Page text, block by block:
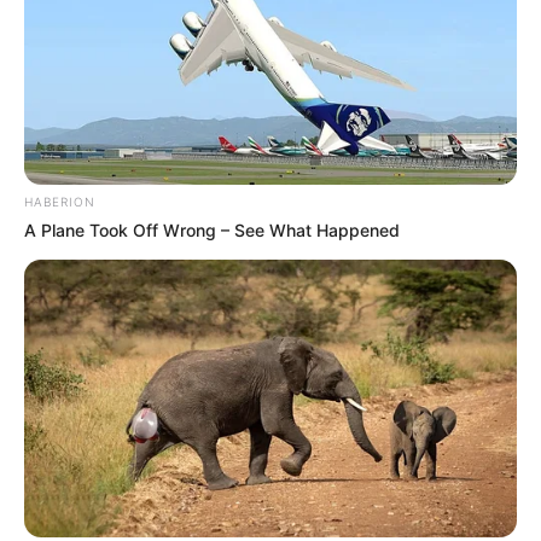
HABERION
A Plane Took Off Wrong – See What Happened